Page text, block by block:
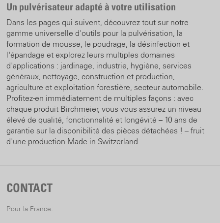
Un pulvérisateur adapté à votre utilisation
Dans les pages qui suivent, découvrez tout sur notre
gamme universelle d'outils pour la pulvérisation, la
formation de mousse, le poudrage, la désinfection et
l'épandage et explorez leurs multiples domaines
d'applications : jardinage, industrie, hygiène, services
généraux, nettoyage, construction et production,
agriculture et exploitation forestière, secteur automobile.
Profitez-en immédiatement de multiples façons : avec
chaque produit Birchmeier, vous vous assurez un niveau
élevé de qualité, fonctionnalité et longévité – 10 ans de
garantie sur la disponibilité des pièces détachées ! – fruit
d'une production Made in Switzerland.
CONTACT
Pour la France: